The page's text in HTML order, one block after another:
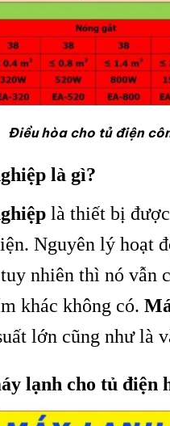
Điều hòa cho tủ điện
là gì?
là thiết bị
Nguyên lý hoạt
nhiên thì nó vẫn
khác không có.
lớn cũng như là
lạnh cho tủ điện